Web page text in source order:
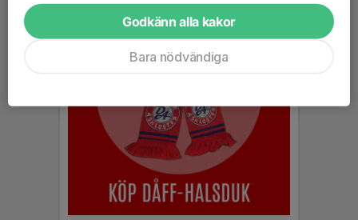
Godkänn alla kakor
Bara nödvändiga